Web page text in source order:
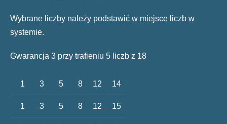
Wybrane liczby należy podstawić w miejsce liczb w
systemie.
Gwarancja 3 przy trafieniu 5 liczb z 18
1 3 5 8 12 14
1 3 5 8 12 15